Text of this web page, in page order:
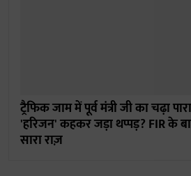
ट्रैफिक जाम में पूर्व मंत्री जी का चढ़ा
'हरिजन' कहकर जड़ा थप्पड़? FIR के
सारा राज़